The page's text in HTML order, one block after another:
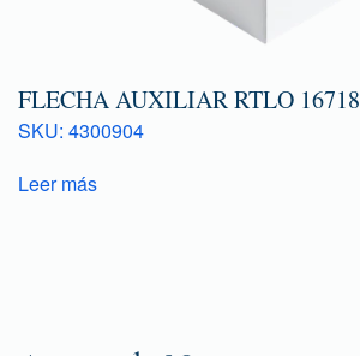
FLECHA AUXILIAR RTLO 16718
SKU: 4300904
Leer más